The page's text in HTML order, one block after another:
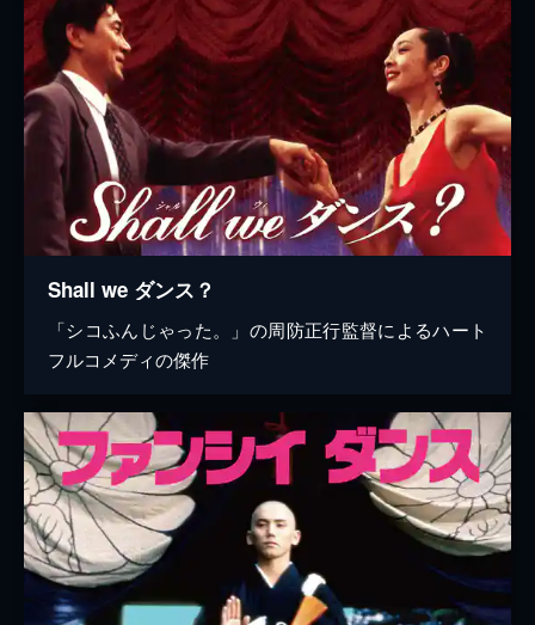
Shall we ダンス？
「シコふんじゃった。」の周防正行監督によるハート
フルコメディの傑作